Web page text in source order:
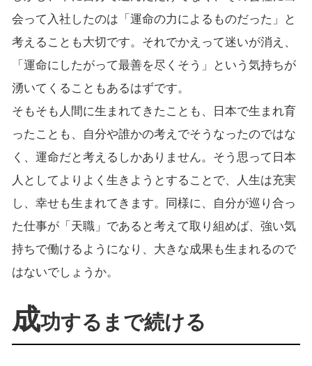
会って入社したのは「運命の力によるものだった」と
考えることも大切です。それでかえって迷いが消え、
「運命にしたがって最善を尽くそう」という気持ちが
湧いてくることもあるはずです。
そもそも人間に生まれてきたことも、日本で生まれ育
ったことも、自分や誰かの考えでそうなったのではな
く、運命だと考えるしかありません。そう思って日本
人としてよりよく生きようとすることで、人生は充実
し、幸せも生まれてきます。同様に、自分が巡り合っ
た仕事が「天職」であると考えて取り組めば、強い気
持ちで働けるようになり、大きな成果も生まれるので
はないでしょうか。
成功するまで続ける